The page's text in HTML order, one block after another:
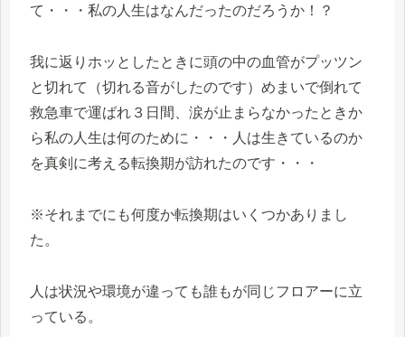
て・・・私の人生はなんだったのだろうか！？
我に返りホッとしたときに頭の中の血管がプッツン
と切れて（切れる音がしたのです）めまいで倒れて
救急車で運ばれ３日間、涙が止まらなかったときか
ら私の人生は何のために・・・人は生きているのか
を真剣に考える転換期が訪れたのです・・・
※それまでにも何度か転換期はいくつかありまし
た。
人は状況や環境が違っても誰もが同じフロアーに立
っている。